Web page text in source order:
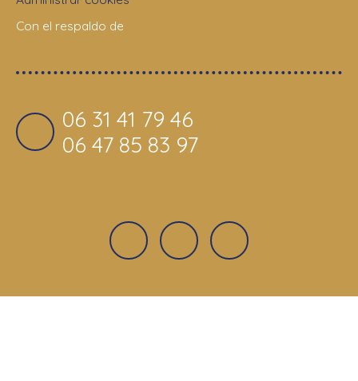
Con el respaldo de
06 31 41 79 46
06 47 85 83 97